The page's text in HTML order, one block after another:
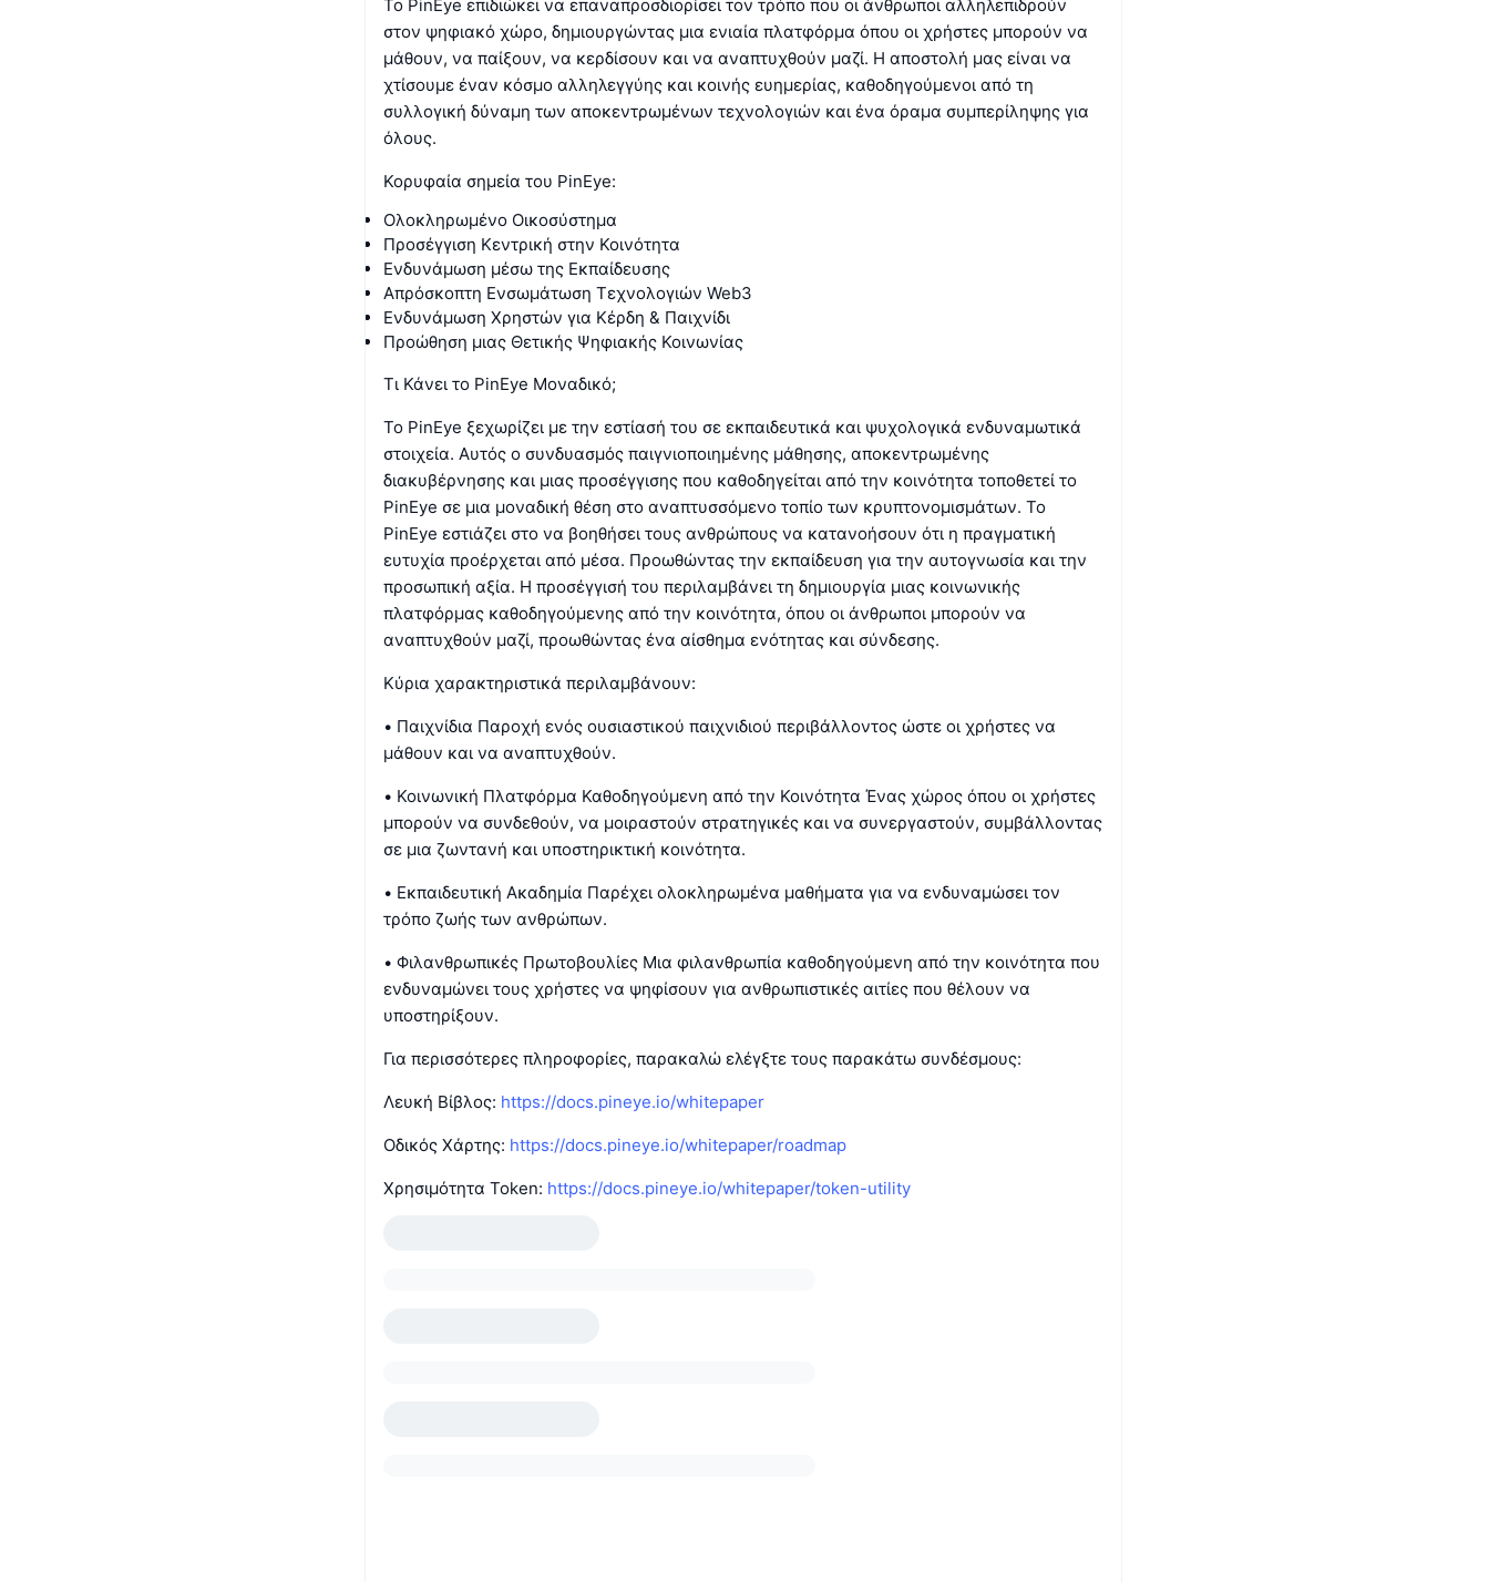
Το PinEye επιδιώκει να επαναπροσδιορίσει τον τρόπο που οι άνθρωποι αλληλεπιδρούν
στον ψηφιακό χώρο, δημιουργώντας μια ενιαία πλατφόρμα όπου οι χρήστες μπορούν να
μάθουν, να παίξουν, να κερδίσουν και να αναπτυχθούν μαζί. Η αποστολή μας είναι να
χτίσουμε έναν κόσμο αλληλεγγύης και κοινής ευημερίας, καθοδηγούμενοι από τη
συλλογική δύναμη των αποκεντρωμένων τεχνολογιών και ένα όραμα συμπερίληψης για
όλους.
Κορυφαία σημεία του PinEye:
Ολοκληρωμένο Οικοσύστημα
Προσέγγιση Κεντρική στην Κοινότητα
Ενδυνάμωση μέσω της Εκπαίδευσης
Απρόσκοπτη Ενσωμάτωση Τεχνολογιών Web3
Ενδυνάμωση Χρηστών για Κέρδη & Παιχνίδι
Προώθηση μιας Θετικής Ψηφιακής Κοινωνίας
Τι Κάνει το PinEye Μοναδικό;
Το PinEye ξεχωρίζει με την εστίασή του σε εκπαιδευτικά και ψυχολογικά ενδυναμωτικά
στοιχεία. Αυτός ο συνδυασμός παιγνιοποιημένης μάθησης, αποκεντρωμένης
διακυβέρνησης και μιας προσέγγισης που καθοδηγείται από την κοινότητα τοποθετεί το
PinEye σε μια μοναδική θέση στο αναπτυσσόμενο τοπίο των κρυπτονομισμάτων. Το
PinEye εστιάζει στο να βοηθήσει τους ανθρώπους να κατανοήσουν ότι η πραγματική
ευτυχία προέρχεται από μέσα. Προωθώντας την εκπαίδευση για την αυτογνωσία και την
προσωπική αξία. Η προσέγγισή του περιλαμβάνει τη δημιουργία μιας κοινωνικής
πλατφόρμας καθοδηγούμενης από την κοινότητα, όπου οι άνθρωποι μπορούν να
αναπτυχθούν μαζί, προωθώντας ένα αίσθημα ενότητας και σύνδεσης.
Κύρια χαρακτηριστικά περιλαμβάνουν:
• Παιχνίδια Παροχή ενός ουσιαστικού παιχνιδιού περιβάλλοντος ώστε οι χρήστες να
μάθουν και να αναπτυχθούν.
• Κοινωνική Πλατφόρμα Καθοδηγούμενη από την Κοινότητα Ένας χώρος όπου οι χρήστες
μπορούν να συνδεθούν, να μοιραστούν στρατηγικές και να συνεργαστούν, συμβάλλοντας
σε μια ζωντανή και υποστηρικτική κοινότητα.
• Εκπαιδευτική Ακαδημία Παρέχει ολοκληρωμένα μαθήματα για να ενδυναμώσει τον
τρόπο ζωής των ανθρώπων.
• Φιλανθρωπικές Πρωτοβουλίες Μια φιλανθρωπία καθοδηγούμενη από την κοινότητα που
ενδυναμώνει τους χρήστες να ψηφίσουν για ανθρωπιστικές αιτίες που θέλουν να
υποστηρίξουν.
Για περισσότερες πληροφορίες, παρακαλώ ελέγξτε τους παρακάτω συνδέσμους:
Λευκή Βίβλος: https://docs.pineye.io/whitepaper
Οδικός Χάρτης: https://docs.pineye.io/whitepaper/roadmap
Χρησιμότητα Token: https://docs.pineye.io/whitepaper/token-utility